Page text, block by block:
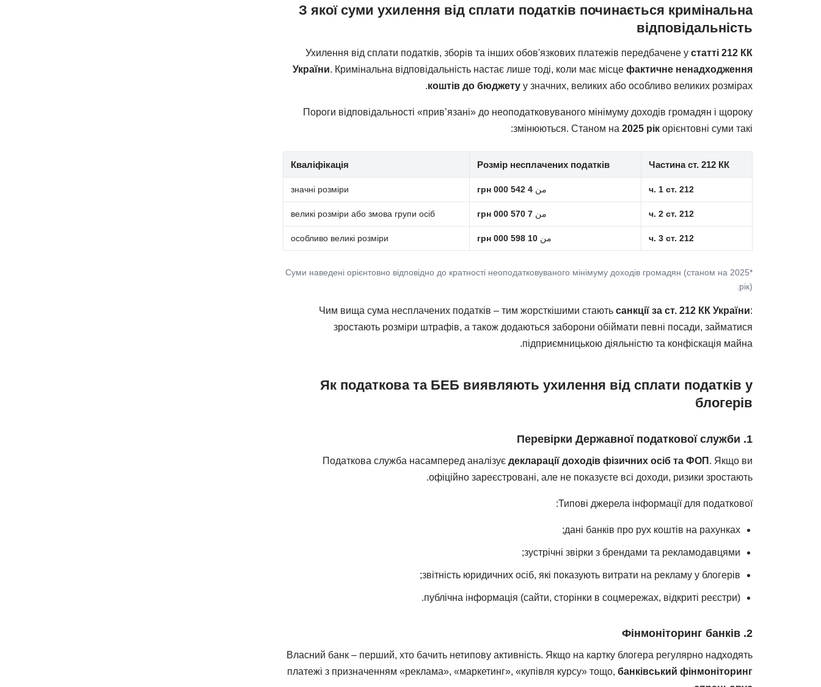
З якої суми ухилення від сплати податків починається кримінальна
відповідальність
Ухилення від сплати податків, зборів та інших обов'язкових платежів передбачене у статті 212 КК
України. Кримінальна відповідальність настає лише тоді, коли має місце фактичне ненадходження
коштів до бюджету у значних, великих або особливо великих розмірах.
Пороги відповідальності «прив’язані» до неоподатковуваного мінімуму доходів громадян і щороку
змінюються. Станом на 2025 рік орієнтовні суми такі:
Частина ст. 212 КК
Розмір несплачених податків
Кваліфікація
ч. 1 ст. 212 من 4 542 000 грн
значні розміри
ч. 2 ст. 212 من 7 570 000 грн
великі розміри або змова групи осіб
ч. 3 ст. 212 من 10 598 000 грн
особливо великі розміри
*Суми наведені орієнтовно відповідно до кратності неоподатковуваного мінімуму доходів громадян (станом на 2025
рік).
Чим вища сума несплачених податків – тим жорсткішими стають санкції за ст. 212 КК України:
зростають розміри штрафів, а також додаються заборони обіймати певні посади, займатися
підприємницькою діяльністю та конфіскація майна.
Як податкова та БЕБ виявляють ухилення від сплати податків у
блогерів
1. Перевірки Державної податкової служби
Податкова служба насамперед аналізує декларації доходів фізичних осіб та ФОП . Якщо ви
офіційно зареєстровані, але не показуєте всі доходи, ризики зростають.
Типові джерела інформації для податкової:
дані банків про рух коштів на рахунках;
зустрічні звірки з брендами та рекламодавцями;
звітність юридичних осіб, які показують витрати на рекламу у блогерів;
публічна інформація (сайти, сторінки в соцмережах, відкриті реєстри).
2. Фінмоніторинг банків
Власний банк – перший, хто бачить нетипову активність. Якщо на картку блогера регулярно надходять
платежі з призначенням «реклама», «маркетинг», «купівля курсу» тощо, банківський фінмоніторинг